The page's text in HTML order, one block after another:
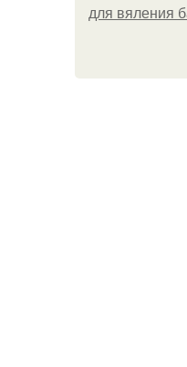
для вяления